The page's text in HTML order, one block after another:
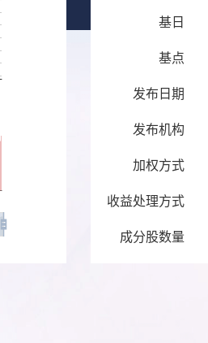
基日
基点
发布日期
发布机构
加权方式
收益处理方式
成分股数量